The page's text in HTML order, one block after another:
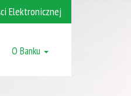
Elektronicznej
O Banku